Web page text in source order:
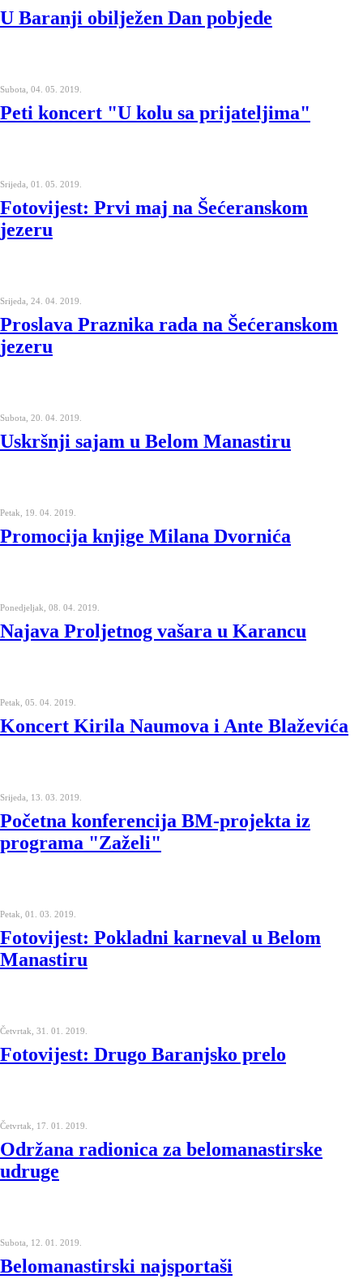
U Baranji obilježen Dan pobjede
Subota, 04. 05. 2019.
Peti koncert "U kolu sa prijateljima"
Srijeda, 01. 05. 2019.
Fotovijest: Prvi maj na Šećeranskom
jezeru
Srijeda, 24. 04. 2019.
Proslava Praznika rada na Šećeranskom
jezeru
Subota, 20. 04. 2019.
Uskršnji sajam u Belom Manastiru
Petak, 19. 04. 2019.
Promocija knjige Milana Dvornića
Ponedjeljak, 08. 04. 2019.
Najava Proljetnog vašara u Karancu
Petak, 05. 04. 2019.
Koncert Kirila Naumova i Ante Blaževića
Srijeda, 13. 03. 2019.
Početna konferencija BM-projekta iz
programa "Zaželi"
Petak, 01. 03. 2019.
Fotovijest: Pokladni karneval u Belom
Manastiru
Četvrtak, 31. 01. 2019.
Fotovijest: Drugo Baranjsko prelo
Četvrtak, 17. 01. 2019.
Održana radionica za belomanastirske
udruge
Subota, 12. 01. 2019.
Belomanastirski najsportaši